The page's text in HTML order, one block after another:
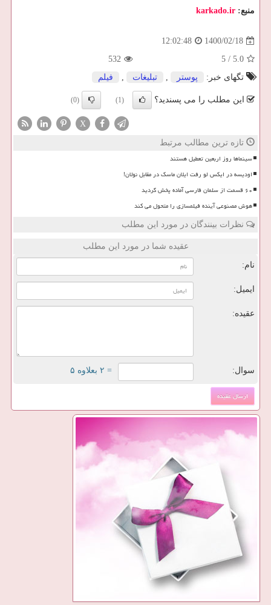
منبع: karkado.ir
1400/02/18
12:02:48
5.0
/
5
532
تگهای خبر:
پوستر , تبلیغات , فیلم
این مطلب را می پسندید؟ (1)
(0)
X
تازه ترین مطالب مرتبط
سینماها روز اربعین تعطیل هستند
اودیسه در ایکس لو رفت ایلان ماسک در مقابل نولان!
۶۰ قسمت از سلمان فارسی آماده پخش گردید
هوش مصنوعی آینده فیلمسازی را متحول می کند
نظرات بینندگان در مورد این مطلب
عقیده شما در مورد این مطلب
نام:
ایمیل:
عقیده:
سوال: = ۲ بعلاوه ۵